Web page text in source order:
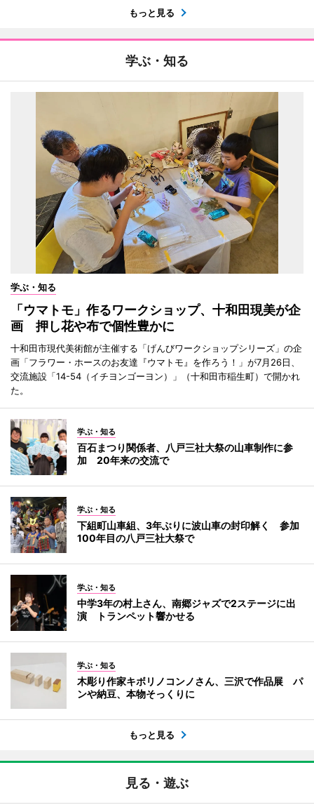
もっと見る
学ぶ・知る
学ぶ・知る
「ウマトモ」作るワークショップ、十和田現美が企
画 押し花や布で個性豊かに
十和田市現代美術館が主催する「げんびワークショップシリーズ」の企
画「フラワー・ホースのお友達『ウマトモ』を作ろう！」が7月26日、
交流施設「14-54（イチヨンゴーヨン）」（十和田市稲生町）で開かれ
た。
学ぶ・知る
百石まつり関係者、八戸三社大祭の山車制作に参
加 20年来の交流で
学ぶ・知る
下組町山車組、3年ぶりに波山車の封印解く 参加
100年目の八戸三社大祭で
学ぶ・知る
中学3年の村上さん、南郷ジャズで2ステージに出
演 トランペット響かせる
学ぶ・知る
木彫り作家キボリノコンノさん、三沢で作品展 パ
ンや納豆、本物そっくりに
もっと見る
見る・遊ぶ